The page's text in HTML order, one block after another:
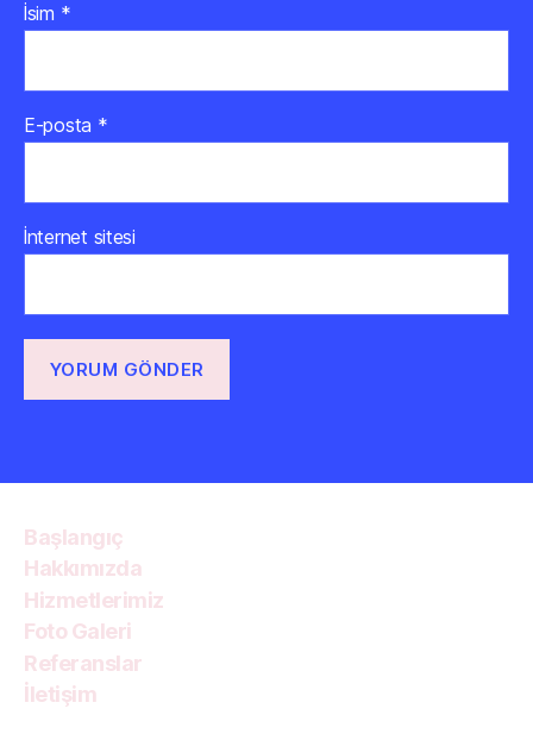
İsim *
E-posta *
İnternet sitesi
Başlangıç
Hakkımızda
Hizmetlerimiz
Foto Galeri
Referanslar
İletişim